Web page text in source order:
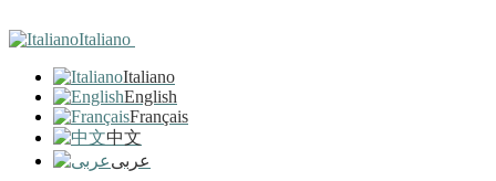
Italiano
Italiano
English
Français
中文
عربى